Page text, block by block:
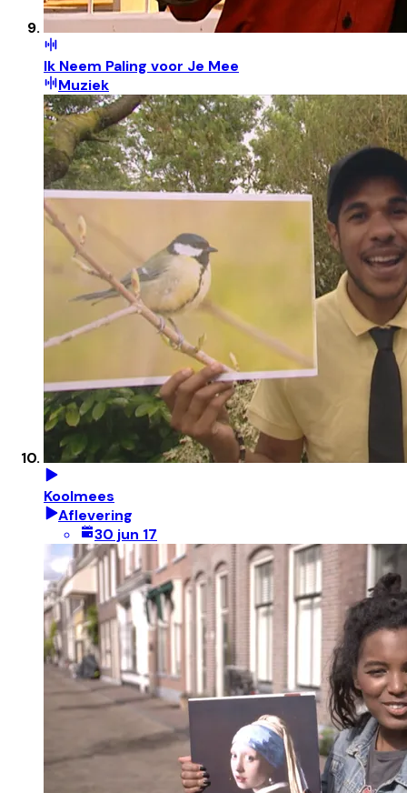
Ik Neem Paling voor Je Mee
Muziek
Koolmees
Aflevering
30 jun 17